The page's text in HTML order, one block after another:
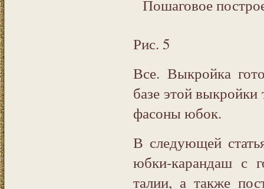
Рис. 5
Все. Выкройка
базе этой
фасоны юбок.
В следующей
юбки-карандаш с
талии, а также